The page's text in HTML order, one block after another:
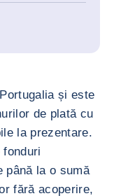
și este
de plată cu
la prezentare.
până la o sumă
fără acoperire,